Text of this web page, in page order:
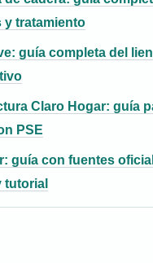
y tratamiento
guía completa del
Claro Hogar: guía
PSE
guía con fuentes
tutorial